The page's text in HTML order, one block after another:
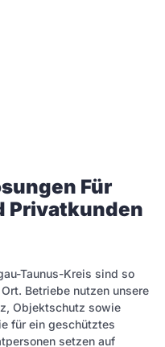
Für
Privatkunden
Taunus-Kreis sind so
Betriebe nutzen unsere
Objektschutz sowie
für ein geschütztes
setzen auf